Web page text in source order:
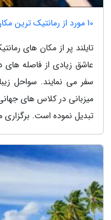
10 مورد از رمانتیک ترین مکان ها در تایلند
تایلند پر از مکان های
عاشق زیادی از فاصله
سفر می نمایند. سواحل
میزبانی در کلاس های
تبدیل نموده است.